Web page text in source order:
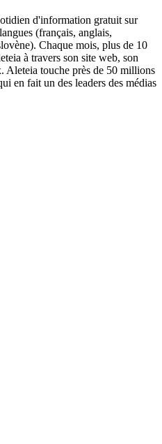
d'information gratuit sur
(français, anglais,
Chaque mois, plus de 10
à travers son site web, son
Aleteia touche près de 50 millions
en fait un des leaders des médias